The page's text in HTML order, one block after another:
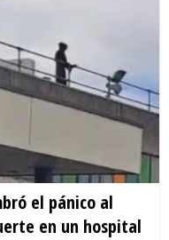
el pánico al
en un hospital